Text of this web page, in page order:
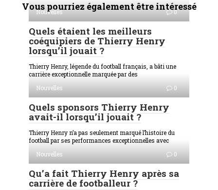
Vous pourriez également être intéressé
Nouvelles 0
Quels étaient les meilleurs
coéquipiers de Thierry Henry
lorsqu’il jouait ?
Thierry Henry, légende du football français, a bâti une
carrière exceptionnelle marquée par des
Nouvelles
0
Quels sponsors Thierry Henry
avait-il lorsqu’il jouait ?
Thierry Henry n’a pas seulement marqué l’histoire du
football par ses performances exceptionnelles avec
Nouvelles
0
Qu’a fait Thierry Henry après sa
carrière de footballeur ?